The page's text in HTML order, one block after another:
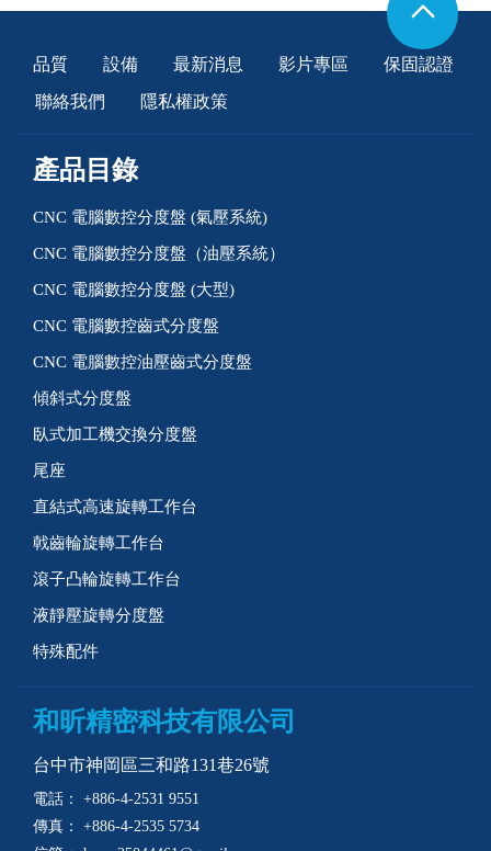
品質 設備 最新消息 影片專區
保固認證
聯絡我們
隱私權政策
產品目錄
CNC 電腦數控分度盤 (氣壓系統)
CNC 電腦數控分度盤（油壓系統）
CNC 電腦數控分度盤 (大型)
CNC 電腦數控齒式分度盤
CNC 電腦數控油壓齒式分度盤
傾斜式分度盤
臥式加工機交換分度盤
尾座
直結式高速旋轉工作台
戟齒輪旋轉工作台
滾子凸輪旋轉工作台
液靜壓旋轉分度盤
特殊配件
和昕精密科技有限公司
台中市神岡區三和路131巷26號
電話： +886-4-2531 9551
傳真： +886-4-2535 5734